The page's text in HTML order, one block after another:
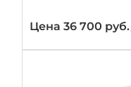
Цена 36 700